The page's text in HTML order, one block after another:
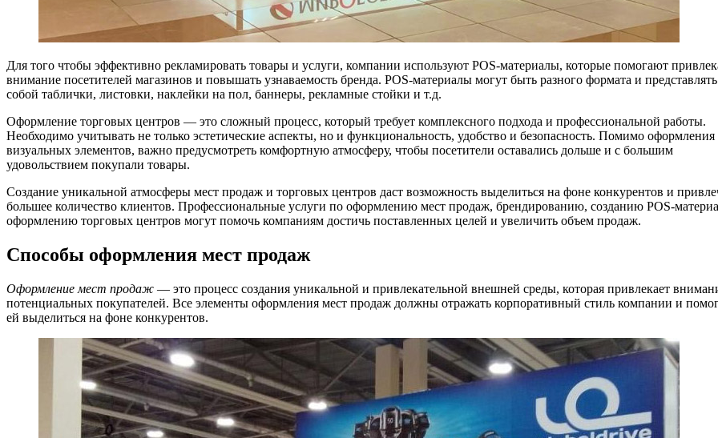
Для того чтобы эффективно рекламировать товары и услуги, компании используют POS-материалы, которые помогают
внимание посетителей магазинов и повышать узнаваемость бренда. POS-материалы могут быть разного формата и представлять
собой таблички, листовки, наклейки на пол, баннеры, рекламные стойки и т.д.
Оформление торговых центров — это сложный процесс, который требует комплексного подхода и профессиональной работы.
Необходимо учитывать не только эстетические аспекты, но и функциональность, удобство и безопасность. Помимо оформления
визуальных элементов, важно предусмотреть комфортную атмосферу, чтобы посетители оставались дольше и с большим
удовольствием покупали товары.
Создание уникальной атмосферы мест продаж и торговых центров даст возможность выделиться на фоне конкурентов и
большее количество клиентов. Профессиональные услуги по оформлению мест продаж, брендированию, созданию POS-
оформлению торговых центров могут помочь компаниям достичь поставленных целей и увеличить объем продаж.
Способы оформления мест продаж
Оформление мест продаж — это процесс создания уникальной и привлекательной внешней среды, которая привлекает
потенциальных покупателей. Все элементы оформления мест продаж должны отражать корпоративный стиль компании и
ей выделиться на фоне конкурентов.